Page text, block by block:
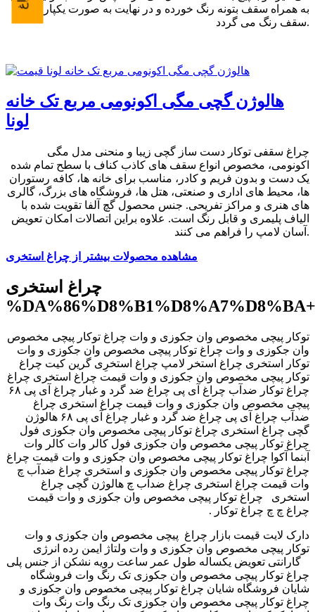
به همراه سقف بتونه رنگ خورده و در نهایت به صورت یکپارچه با
سقف رنگ می گردد.
هالوژن گچی مگی اکونومی مربع تک خانه
لونا
چراغ سقفی توکار دست ساز گچی زیبا و منحنی مدل مگی
اکونومی، مخصوص انواع سقف های کاذب کناف با سطح تمام شده
یک دست و بدون فریم و کادر، مناسب برای خانه ها، کافه رستوران
ها، محیط های اداری و صنعتی، هتل ها، فروشگاه های بزرگ، گالری
های هنری و مراکز تفریحی. جنس محصول گچ آلفا تقویت شده با
الیاف پلیمری و قابل رنگ است. علاوه براین اتصالات امکان تعویض
آسان لامپ را فراهم می کنند.
مشاهده محصولات بیشتر از چراغ استخری
چراغ استخری
توکار پیچی مخصوص وان جکوزی و وات چراغ توکار پیچی مخصوص
وان جکوزی و وات چراغ توکار پیچی مخصوص وان جکوزی و وات
توکار استخری چراغ استخر لامپ چراغ استخرِی گرین کیت ‫چراغ
توکار پیچی مخصوص وان جکوزی و وات قیمت چراغ استخری چراغ
پیچی مخصوص وان جکوزی و وات قیمت چراغ استخری چراغ
ضدآب چراغ آی پی چراغ ضد گرد و غبار چراغ آی پی ۶۸ هالوژن
گچی چراغ استخری ‫چراغ توکار پیچی مخصوص وان جکوزی فول
کالر وات ‬‎ چراغ توکار پیچی مخصوص وان جکوزی فول کالر وات
آبنما آکوا ‫چراغ توکار پیچی مخصوص وان جکوزی و وات قیمت چراغ
استخری چراغ ضدآب چ‬‎ چراغ توکار پیچی مخصوص وان جکوزی و
وات قیمت چراغ استخری چراغ ضدآب چ هالوژن گچی چراغ
استخری چراغ توکار پیچی مخصوص وان جکوزی و وات قیمت
چراغ چ چ ‫چراغ توکار .
پیچی مخصوص وان جکوزی و وات ‬‎ دارک لایت قیمت بازار چراغ
توکار پیچی مخصوص وان جکوزی و وات ولتاژ ایمن رده انرژی
گارانتی تعویض یکساله طول عمر ساعت رویه نشکن از جنس پلی ‎ ‎
شایان فروشگاه شایان ‫چراغ توکار پیچی مخصوص وان جکوزی و
وات ‬‎ چراغ توکار پیچی مخصوص وان جکوزی تک رنگ وات رنگ